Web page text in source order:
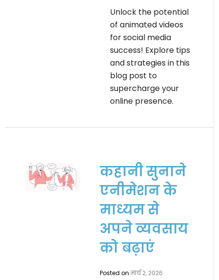
Unlock the potential
of animated videos
for social media
success! Explore tips
and strategies in this
blog post to
supercharge your
online presence.
कहानी सुनाने
एनीमेशन के
माध्यम से
अपने व्यवसाय
को बढ़ाएं
Posted onमार्च 2, 2026